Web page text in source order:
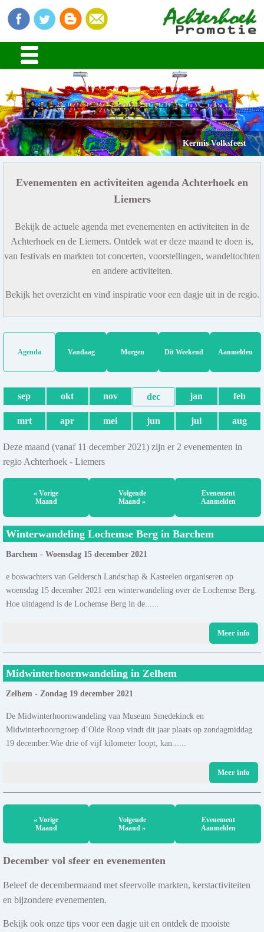
Kermis Volksfeest
Evenementen en activiteiten agenda Achterhoek en
Liemers
Bekijk de actuele agenda met evenementen en activiteiten in de
Achterhoek en de Liemers. Ontdek wat er deze maand te doen is,
van festivals en markten tot concerten, voorstellingen, wandeltochten
en andere activiteiten.
Bekijk het overzicht en vind inspiratie voor een dagje uit in de regio.
Agenda Vandaag Morgen Dit Weekend Aanmelden
sep okt nov dec jan feb
mrt apr mei jun jul aug
Deze maand (vanaf 11 december 2021) zijn er 2 evenementen in
regio Achterhoek - Liemers
« Vorige
Maand
Volgende
Maand »
Evenement
Aanmelden
Winterwandeling Lochemse Berg in Barchem
Barchem - Woensdag 15 december 2021
e boswachters van Geldersch Landschap & Kasteelen organiseren op
woensdag 15 december 2021 een winterwandeling over de Lochemse Berg.
Hoe uitdagend is de Lochemse Berg in de......
Meer info
Midwinterhoornwandeling in Zelhem
Zelhem - Zondag 19 december 2021
De Midwinterhoornwandeling van Museum Smedekinck en
Midwinterhoorngroep d’Olde Roop vindt dit jaar plaats op zondagmiddag
19 december.Wie drie of vijf kilometer loopt, kan......
Meer info
« Vorige
Maand
Volgende
Maand »
Evenement
Aanmelden
December vol sfeer en evenementen
Beleef de decembermaand met sfeervolle markten, kerstactiviteiten
en bijzondere evenementen.
Bekijk ook onze tips voor een dagje uit en ontdek de mooiste